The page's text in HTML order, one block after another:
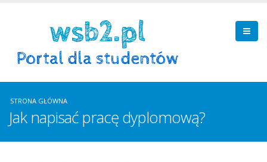
STRONA GŁÓWNA
Jak napisać pracę dyplomową?